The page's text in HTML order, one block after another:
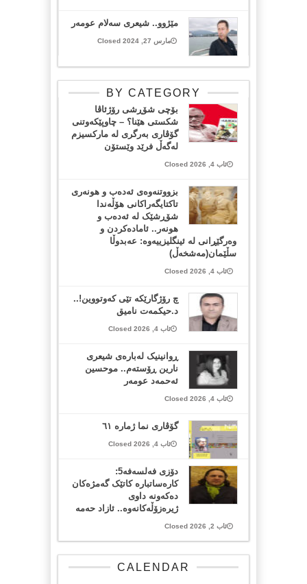
مێژوو.. شیعری سەلام عومەر
مارس 27, 2024 Closed
BY CATEGORY
بۆچی شۆڕشی رۆژئاڤا
شکستی هێنا؟ – چاوپێکەوتنی
گۆڤاری بەرگری لە مارکسیزم
لەگەڵ فرێد وێستۆن
ئاب 4, 2026 Closed
بزووتنەوەی ئەدەب و هونەری
تاکتایگەراکانی هۆڵەندا
شۆڕشێک لە ئەدەب و
هونەر.. ئامادەکردن و
وەرگێڕانی لە ئینگلیزییەوە: عەبدوڵا
سڵێمان(مەشخەڵ)
ئاب 4, 2026 Closed
چ رۆژگارێکە تێی کەوتووین!..
د.حیکمەت نامیق
ئاب 4, 2026 Closed
ڕوانینیک لەبارەى شیعرى
نارین ڕۆستەم.. موحسین
ئەحمەد عومەر
ئاب 4, 2026 Closed
گۆڤاری نما ژمارە ٦١
ئاب 4, 2026 Closed
دۆزی فەلسەفە5:
کارەساتبارە کاتێک گەمژەکان
دەکەونە داوی
ژیرەزۆڵەکانەوە.. ئازاد حەمە
ئاب 2, 2026 Closed
CALENDAR